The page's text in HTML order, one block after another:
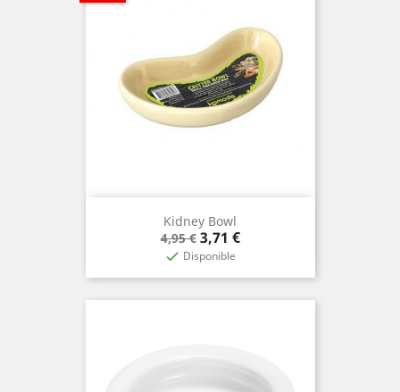
Kidney Bowl
Prix
de
4,95 € Prix
3,71 €
 Disponible